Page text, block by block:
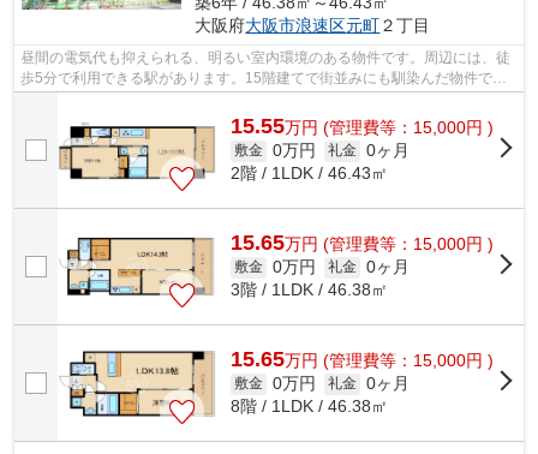
大阪府大阪市浪速区元町２丁目
昼間の電気代も抑えられる、明るい室内環境のある物件です。周辺には、徒
歩5分で利用できる駅があります。15階建てで街並みにも馴染んだ物件で
す。強度のある外観タイル張りは、外面の...
15.55万円 (管理費等：15,000円 )
敷金 0万円 礼金 0ヶ月
2階 / 1LDK / 46.43㎡
15.65万円 (管理費等：15,000円 )
敷金 0万円 礼金 0ヶ月
3階 / 1LDK / 46.38㎡
15.65万円 (管理費等：15,000円 )
敷金 0万円 礼金 0ヶ月
8階 / 1LDK / 46.38㎡